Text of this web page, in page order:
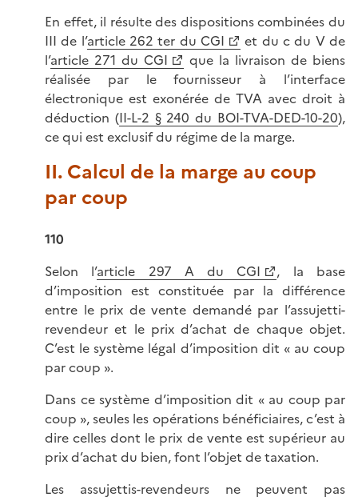
En effet, il résulte des dispositions combinées du
III de l’article 262 ter du CGI
et du c du V de
l’article 271 du CGI
que la livraison de biens
réalisée par le fournisseur à l’interface
électronique est exonérée de TVA avec droit à
déduction (II-L-2 § 240 du BOI-TVA-DED-10-20),
ce qui est exclusif du régime de la marge.
II. Calcul de la marge au coup
par coup
110
Selon l’article 297 A du CGI
, la base
d’imposition est constituée par la différence
entre le prix de vente demandé par l’assujetti-
revendeur et le prix d’achat de chaque objet.
C’est le système légal d’imposition dit « au coup
par coup ».
Dans ce système d’imposition dit « au coup par
coup », seules les opérations bénéficiaires, c’est à
dire celles dont le prix de vente est supérieur au
prix d’achat du bien, font l’objet de taxation.
Les assujettis-revendeurs ne peuvent pas